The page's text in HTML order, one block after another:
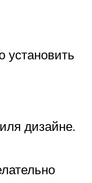
установить
дизайне.